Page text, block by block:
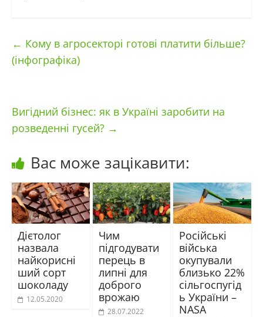
← Кому в агросекторі готові платити більше?
(інфографіка)
Вигідний бізнес: як в Україні заробити на
розведенні гусей? →
Вас може зацікавити:
Дієтолог
назвала
найкорисні
ший сорт
шоколаду
12.05.2020
Чим
підгодувати
перець в
липні для
доброго
врожаю
28.07.2022
Російські
війська
окупували
близько 22%
сільгоспугід
ь України –
NASA